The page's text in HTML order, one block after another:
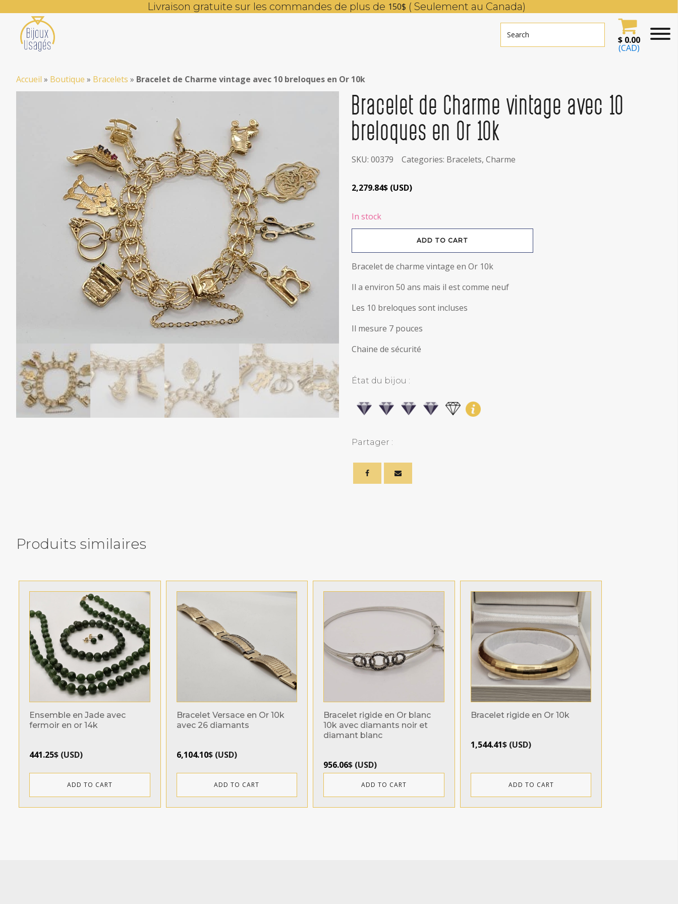
Livraison gratuite sur les commandes de plus de 150$ ( Seulement au Canada)
$0.00
(CAD)
Accueil » Boutique » Bracelets » Bracelet de Charme vintage avec 10 breloques en Or 10k
Bracelet de Charme vintage avec 10
breloques en Or 10k
SKU: 00379 Categories: Bracelets, Charme
2,279.84$ (USD)
In stock
vintage
10
breloques
Or
10k
ADD TO CART
Bracelet de charme vintage en Or 10k
Il a environ 50 ans mais il est comme neuf
Les 10 breloques sont incluses
Il mesure 7 pouces
Chaine de sécurité
État du bijou :
Partager :
Produits similaires
Ensemble en Jade avec
fermoir en or 14k
441.25$ (USD)
ADD TO CART
Bracelet Versace en Or 10k
avec 26 diamants
6,104.10$(USD)
ADD TO CART
Bracelet rigide en Or blanc
10k avec diamants noir et
diamant blanc
956.06$ (USD)
ADD TO CART
Bracelet rigide en Or 10k
1,544.41$(USD)
ADD TO CART